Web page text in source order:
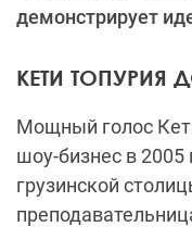
демонстрирует
КЕТИ ТОПУРИЯ
Мощный голос
шоу-бизнес в 2005
грузинской